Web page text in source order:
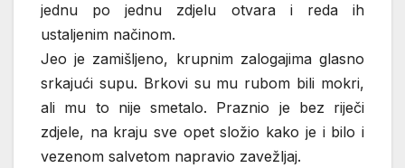
jednu po jednu zdjelu otvara i reda ih
ustaljenim načinom.
Jeo je zamišljeno, krupnim zalogajima glasno
srkajući supu. Brkovi su mu rubom bili mokri,
ali mu to nije smetalo. Praznio je bez riječi
zdjele, na kraju sve opet složio kako je i bilo i
vezenom salvetom napravio zavežljaj.